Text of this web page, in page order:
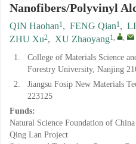
Nanofibers/Polyvinyl
QIN Haohan1, FENG Qian1,
ZHU Xu2, XU Zhaoyang1, ,
1.
College of Materials Science
Forestry University, Nanjing
2.
Jiangsu Fosip New Materials
223125
Funds:
Natural Science Foundation of China
Qing Lan Project